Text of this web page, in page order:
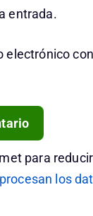
entrada.
electrónico
para
los